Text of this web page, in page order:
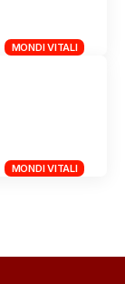
MONDI VITALI
MONDI VITALI